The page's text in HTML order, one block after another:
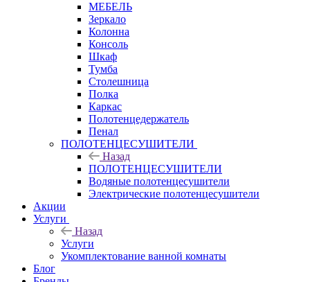
МЕБЕЛЬ
Зеркало
Колонна
Консоль
Шкаф
Тумба
Столешница
Полка
Каркас
Полотенцедержатель
Пенал
ПОЛОТЕНЦЕСУШИТЕЛИ
Назад
ПОЛОТЕНЦЕСУШИТЕЛИ
Водяные полотенцесушители
Электрические полотенцесушители
Акции
Услуги
Назад
Услуги
Укомплектование ванной комнаты
Блог